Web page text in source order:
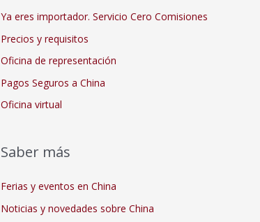
Ya eres importador. Servicio Cero Comisiones
Precios y requisitos
Oficina de representación
Pagos Seguros a China
Oficina virtual
Saber más
Ferias y eventos en China
Noticias y novedades sobre China